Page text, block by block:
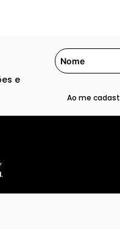
e
Ao me
,
.
148